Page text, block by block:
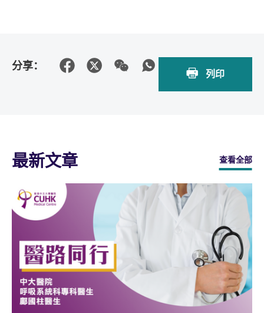
分享：
列印
最新文章 查看全部